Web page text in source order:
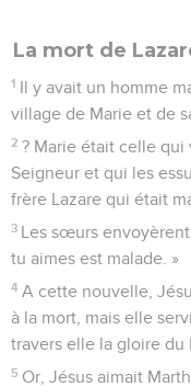
La mort de
1 Il y avait un homme
village de Marie et de
2 ? Marie était celle qui
Seigneur et qui les
frère Lazare qui était
3 Les sœurs
tu aimes est malade. »
4 A cette nouvelle,
à la mort, mais elle
travers elle la gloire du
5 Or, Jésus aimait